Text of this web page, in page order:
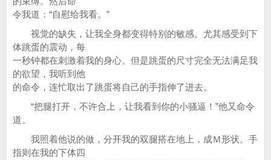
令我道：“自慰给我看。”
视觉的缺失，让我全身都变得特别的敏感。尤其感受到下
体跳蛋的震动，每
一秒钟都在刺激着我的身心。但是跳蛋的尺寸完全无法满足我
的欲望，我听到他
的命令，连忙取出了跳蛋将自己的手指伸了进去。
“把腿打开，不许合上，让我看到你的小骚逼！”他又命令
道。
我照着他说的做，分开我的双腿搭在地上，成Ｍ形状。手
指则在我的下体四